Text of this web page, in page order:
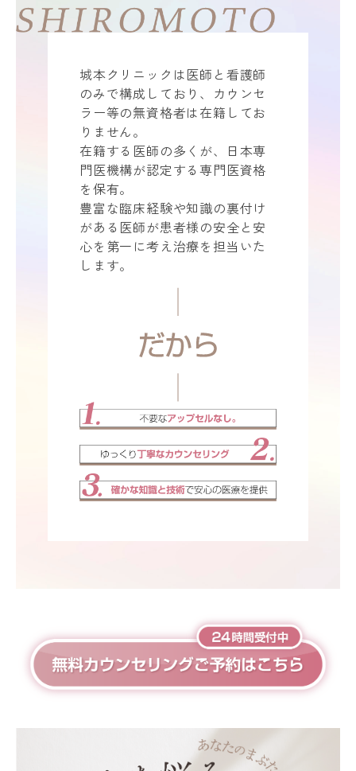
城本クリニックは医師と看護師
のみで構成しており、カウンセ
ラー等の無資格者は在籍してお
りません。
在籍する医師の多くが、日本専
門医機構が認定する専門医資格
を保有。
豊富な臨床経験や知識の裏付け
がある医師が患者様の安全と安
心を第一に考え治療を担当いた
します。